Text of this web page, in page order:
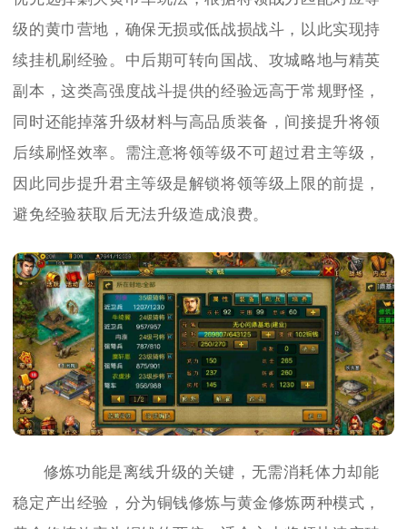
级的黄巾营地，确保无损或低战损战斗，以此实现持
续挂机刷经验。中后期可转向国战、攻城略地与精英
副本，这类高强度战斗提供的经验远高于常规野怪，
同时还能掉落升级材料与高品质装备，间接提升将领
后续刷怪效率。需注意将领等级不可超过君主等级，
因此同步提升君主等级是解锁将领等级上限的前提，
避免经验获取后无法升级造成浪费。
修炼功能是离线升级的关键，无需消耗体力却能
稳定产出经验，分为铜钱修炼与黄金修炼两种模式，